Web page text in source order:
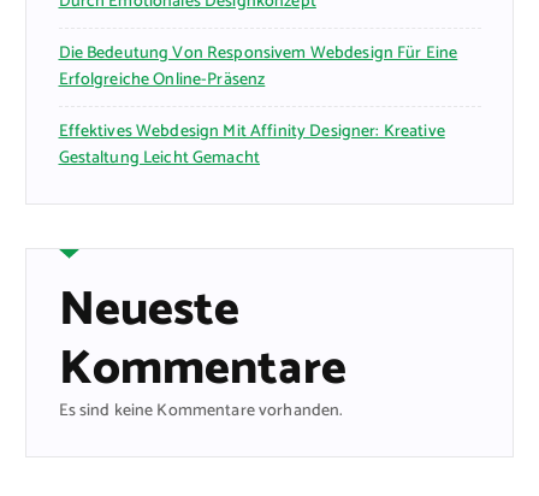
Die Bedeutung Von Responsivem Webdesign Für Eine
Erfolgreiche Online-Präsenz
Effektives Webdesign Mit Affinity Designer: Kreative
Gestaltung Leicht Gemacht
Neueste
Kommentare
Es sind keine Kommentare vorhanden.